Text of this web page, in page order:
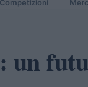
un